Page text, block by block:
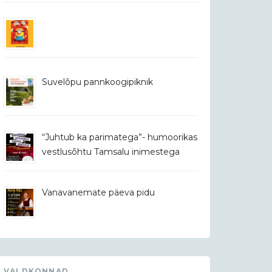
Suvelõpu pannkoogipiknik
“Juhtub ka parimatega”- humoorikas
vestlusõhtu Tamsalu inimestega
Vanavanemate päeva pidu